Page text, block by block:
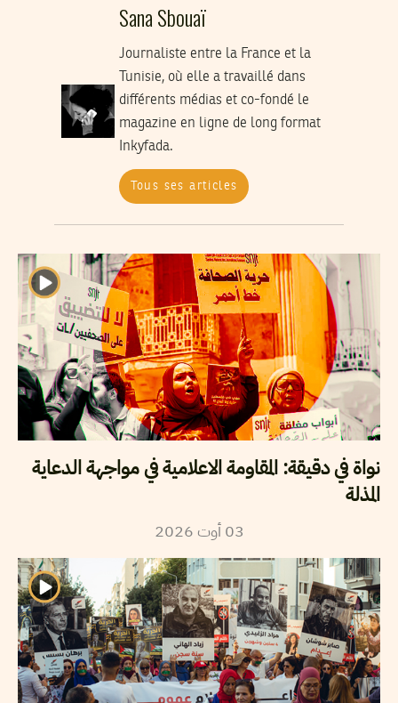
Sana Sbouaï
Journaliste entre la France et la
Tunisie, où elle a travaillé dans
différents médias et co-fondé le
magazine en ligne de long format
Inkyfada.
Tous ses articles
نواة في دقيقة: المقاومة الاعلامية في مواجهة الدعاية
المذلة
03 أوت2026